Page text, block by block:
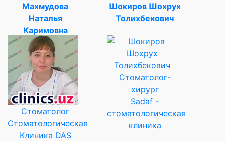
Махмудова
Наталья
Каримовна
Стоматолог
Стоматологическая
Клиника DAS
Шокиров Шохрух
Толихбекович
Стоматолог-
хирург
Sadaf -
стоматологическая
клиника